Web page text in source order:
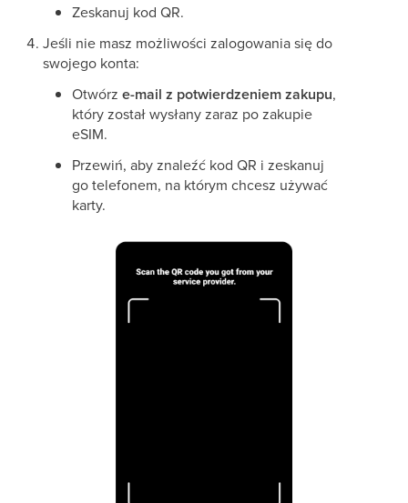
Zeskanuj kod QR.
Jeśli nie masz możliwości zalogowania się do
swojego konta:
Otwórz e-mail z potwierdzeniem zakupu,
który został wysłany zaraz po zakupie
eSIM.
Przewiń, aby znaleźć kod QR i zeskanuj
go telefonem, na którym chcesz używać
karty.